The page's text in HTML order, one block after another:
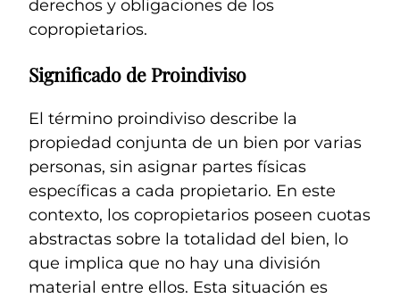
derechos y obligaciones de los
copropietarios.
Significado de Proindiviso
El término proindiviso describe la
propiedad conjunta de un bien por varias
personas, sin asignar partes físicas
específicas a cada propietario. En este
contexto, los copropietarios poseen cuotas
abstractas sobre la totalidad del bien, lo
que implica que no hay una división
material entre ellos. Esta situación es